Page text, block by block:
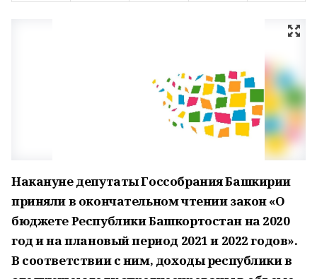
Накануне депутаты Госсобрания Башкирии
приняли в окончательном чтении закон «О
бюджете Республики Башкортостан на 2020
год и на плановый период 2021 и 2022 годов».
В соответствии с ним, доходы республики в